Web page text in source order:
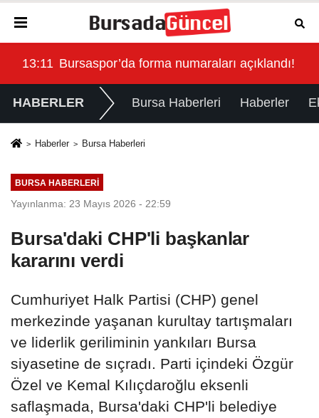
13:11 Bursaspor’da forma numaraları açıklandı!
HABERLER Bursa Haberleri Haberler
Haberler Bursa Haberleri
BURSA HABERLERI
Yayınlanma: 23 Mayıs 2026 - 22:59
Bursa'daki CHP'li başkanlar
kararını verdi
Cumhuriyet Halk Partisi (CHP) genel
merkezinde yaşanan kurultay tartışmaları
ve liderlik geriliminin yankıları Bursa
siyasetine de sıçradı. Parti içindeki Özgür
Özel ve Kemal Kılıçdaroğlu eksenli
saflaşmada, Bursa'daki CHP'li belediye